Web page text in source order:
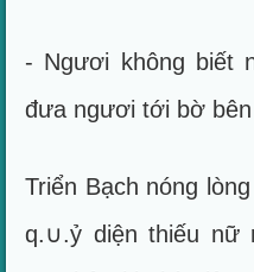
- Ngươi không biết
đưa ngươi tới bờ
Triển Bạch nóng
q.∪.ỷ diện thiếu nữ